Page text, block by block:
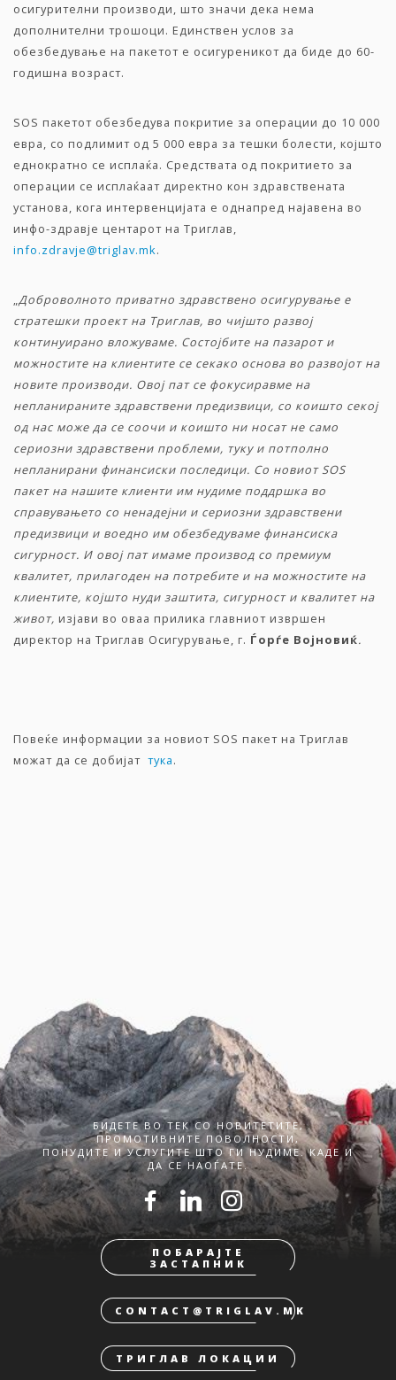
осигурителни производи, што значи дека нема
дополнителни трошоци. Единствен услов за
обезбедување на пакетот е осигуреникот да биде до 60-
годишна возраст.
SOS пакетот обезбедува покритие за операции до 10 000
евра, со подлимит од 5 000 евра за тешки болести, којшто
еднократно се исплаќа. Средствата од покритието за
операции се исплаќаат директно кон здравствената
установа, кога интервенцијата е однапред најавена во
инфо-здравје центарот на Триглав,
info.zdravje@triglav.mk.
„Доброволното приватно здравствено осигурување е
стратешки проект на Триглав, во чијшто развој
континуирано вложуваме. Состојбите на пазарот и
можностите на клиентите се секако основа во развојот на
новите производи. Овој пат се фокусиравме на
непланираните здравствени предизвици, со коишто секој
од нас може да се соочи и коишто ни носат не само
сериозни здравствени проблеми, туку и потполно
непланирани финансиски последици. Со новиот SOS
пакет на нашите клиенти им нудиме поддршка во
справувањето со ненадејни и сериозни здравствени
предизвици и воедно им обезбедуваме финансиска
сигурност. И овој пат имаме производ со премиум
квалитет, прилагоден на потребите и на можностите на
клиентите, којшто нуди заштита, сигурност и квалитет на
живот, изјави во оваа прилика главниот извршен
директор на Триглав Осигурување, г. Ѓорѓе Војновиќ.
Повеќе информации за новиот SOS пакет на Триглав
можат да се добијат тука.
БИДЕТЕ ВО ТЕК СО НОВИТЕТИТЕ,
ПРОМОТИВНИТЕ ПОВОЛНОСТИ,
ПОНУДИТЕ И УСЛУГИТЕ ШТО ГИ НУДИМЕ. КАДЕ И
ДА СЕ НАОЃАТЕ.
ПОБАРАЈТЕ
ЗАСТАПНИК
CONTACT@TRIGLAV.MK
ТРИГЛАВ ЛОКАЦИИ